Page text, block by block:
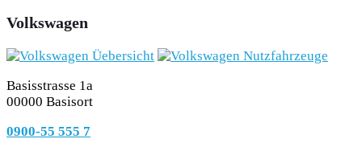
Volkswagen
Basisstrasse 1a
00000 Basisort
0900-55 555 7